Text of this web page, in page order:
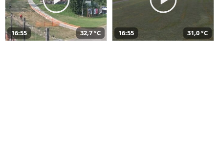
16:55 32,7 °C 16:55 31,0 °C